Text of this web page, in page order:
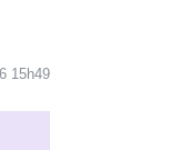
15h49